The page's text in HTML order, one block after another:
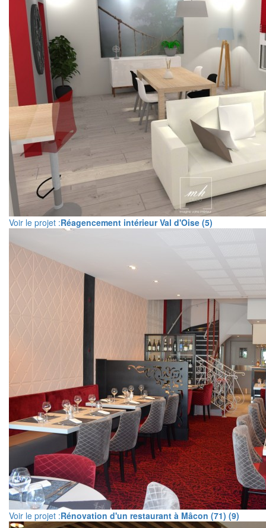
Voir le projet :Réagencement intérieur Val d'Oise (5)
Voir le projet :Rénovation d'un restaurant à Mâcon (71) (9)